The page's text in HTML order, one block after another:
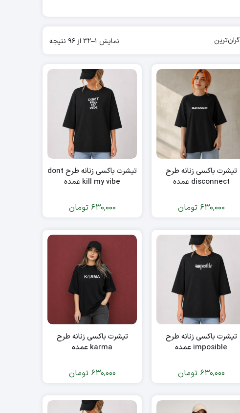
گران‌ترین نمایش 1–32 از 96 نتیجه
تیشرت باکسی زنانه طرح
disconnect عمده
630,000 تومان
تیشرت باکسی زنانه طرح dont
kill my vibe عمده
630,000 تومان
تیشرت باکسی زنانه طرح
imposible عمده
630,000 تومان
تیشرت باکسی زنانه طرح
karma عمده
630,000 تومان